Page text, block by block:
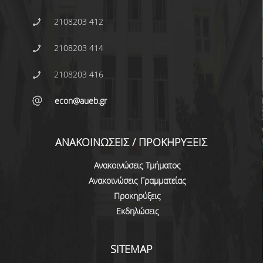
ΔΙΑΔΙΚΑΣΙΑ ΠΑΡΑΠΟΝΩΝ ΦΟΙΤΗΤΩΝ
ΒΕΒΑΙΩΣΗ ΓΝΩΣΗΣ ΠΛΗΡΟΦΟΡΙΚΗΣ ΚΑΙ
ΧΕΙΡΙΣΜΟΥ Η.Υ.
ΕΠΑΝΕΞΕΤΑΣΗ ΓΙΑ ΒΕΛΤΙΩΣΗ ΒΑΘΜΟΛΟΓΙΑΣ
ΠΡΟΓΡΑΜΜΑ ΣΠΟΥΔΩΝ ΣΤΙΣ ΕΠΙΣΤΗΜΕΣ
ΤΗΣ ΑΓΩΓΗΣ ΚΑΙ ΤΗΣ ΕΚΠΑΙΔΕΥΣΗΣ
2108203 412
2108203 414
2108203 416
econ@aueb.gr
ΑΝΑΚΟΙΝΩΣΕΙΣ / ΠΡΟΚΗΡΥΞΕΙΣ
Ανακοινώσεις Τμήματος
Ανακοινώσεις Γραμματείας
Προκηρύξεις
Εκδηλώσεις
SITEMAP